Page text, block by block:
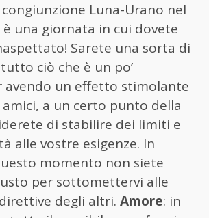
Luna-Urano nel
una giornata in cui dovete
Sarete una sorta di
ciò che è un po’
avendo un effetto stimolante
a un certo punto della
di stabilire dei limiti e
alle vostre esigenze. In
momento non siete
per sottomettervi alle
degli altri. Amore: in